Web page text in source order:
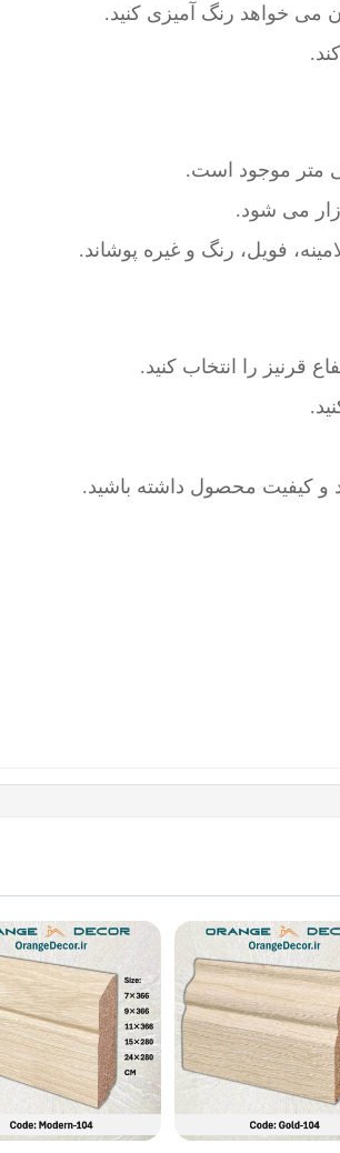
می خواهد رنگ آمیزی کنید.
فویل، رنگ و غیره پوشاند.
قرنیز را انتخاب کنید.
و کیفیت محصول داشته باشید.